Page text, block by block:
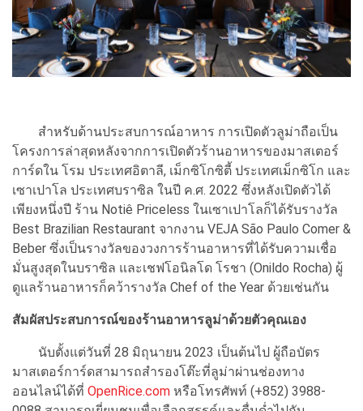
สำหรับด้านประสบการณ์อาหาร การเปิดตัวลูม่าถือเป็น
โครงการล่าสุดหลังจากการเปิดตัวร้านอาหารของมาสเตอร์
การ์ดใน โรม ประเทศอิตาลี, เม็กซิโกซิตี้ ประเทศเม็กซิโก และ
เซาเปาโล ประเทศบราซิล ในปี ค.ศ. 2022 ซึ่งหลังเปิดตัวได้
เพียงหนึ่งปี ร้าน Notiê Priceless ในเซาเปาโลก็ได้รับรางวัล
Best Brazilian Restaurant จากงาน VEJA São Paulo Comer &
Beber ซึ่งเป็นรางวัลของวงการร้านอาหารที่ได้รับความเชื่อ
มั่นสูงสุดในบราซิล และเชฟโอนิลโด โรชา (Onildo Rocha) ผู้
ดูแลร้านอาหารก็คว้ารางวัล Chef of the Year ด้วยเช่นกัน
สัมผัสประสบการณ์ของร้านอาหารลูม่าด้วยตัวคุณเอง
นับตั้งแต่วันที่ 28 มิถุนายน 2023 เป็นต้นไป ผู้ถือบัตร
มาสเตอร์การ์ดสามารถสำรองโต๊ะที่ลูม่าผ่านช่องทาง
ออนไลน์ได้ที่ OpenRice.com หรือโทรศัพท์ (+852) 3988-